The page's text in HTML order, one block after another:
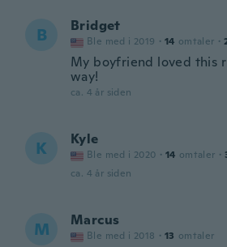
B Bridget
Ble med i 2019 · 14 omtaler ·
My boyfriend loved this
way!
ca. 4 år siden
K Kyle
Ble med i 2020 · 14 omtaler ·
ca. 4 år siden
M Marcus
Ble med i 2018 · 13 omtaler